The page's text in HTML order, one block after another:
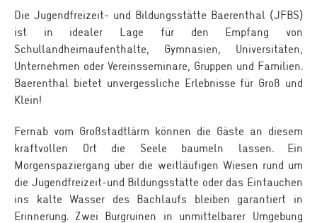
Die Jugendfreizeit- und Bildungsstätte Baerenthal (JFBS)
ist in idealer Lage für den Empfang von
Schullandheimaufenthalte, Gymnasien, Universitäten,
Unternehmen oder Vereinsseminare, Gruppen und Familien.
Baerenthal bietet unver­gessliche Erlebnisse für Groß und
Klein!
Fernab vom Großstadtlärm können die Gäste an diesem
kraftvollen Ort die Seele baumeln lassen. Ein
Morgenspaziergang über die weitläufigen Wiesen rund um
die Jugendfreizeit-und Bildungsstätte oder das Eintauchen
ins kalte Wasser des Bachlaufs bleiben garantiert in
Erinnerung. Zwei Burgruinen in unmittelbarer Umgebung